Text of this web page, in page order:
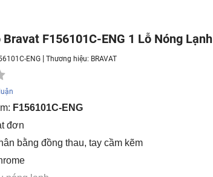
F156101C-ENG 1 Lỗ Nóng Lạnh
ENG |Thương hiệu: BRAVAT
F156101C-ENG
đơn
bằng đồng thau, tay cầm kẽm